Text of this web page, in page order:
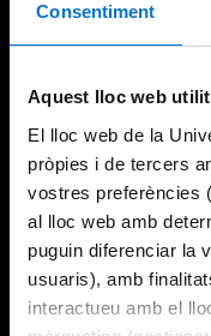
Consentiment
Aquest lloc web
El lloc web de la
pròpies i de tercers
vostres preferències
al lloc web amb
puguin diferenciar la
usuaris), amb
interactueu amb el